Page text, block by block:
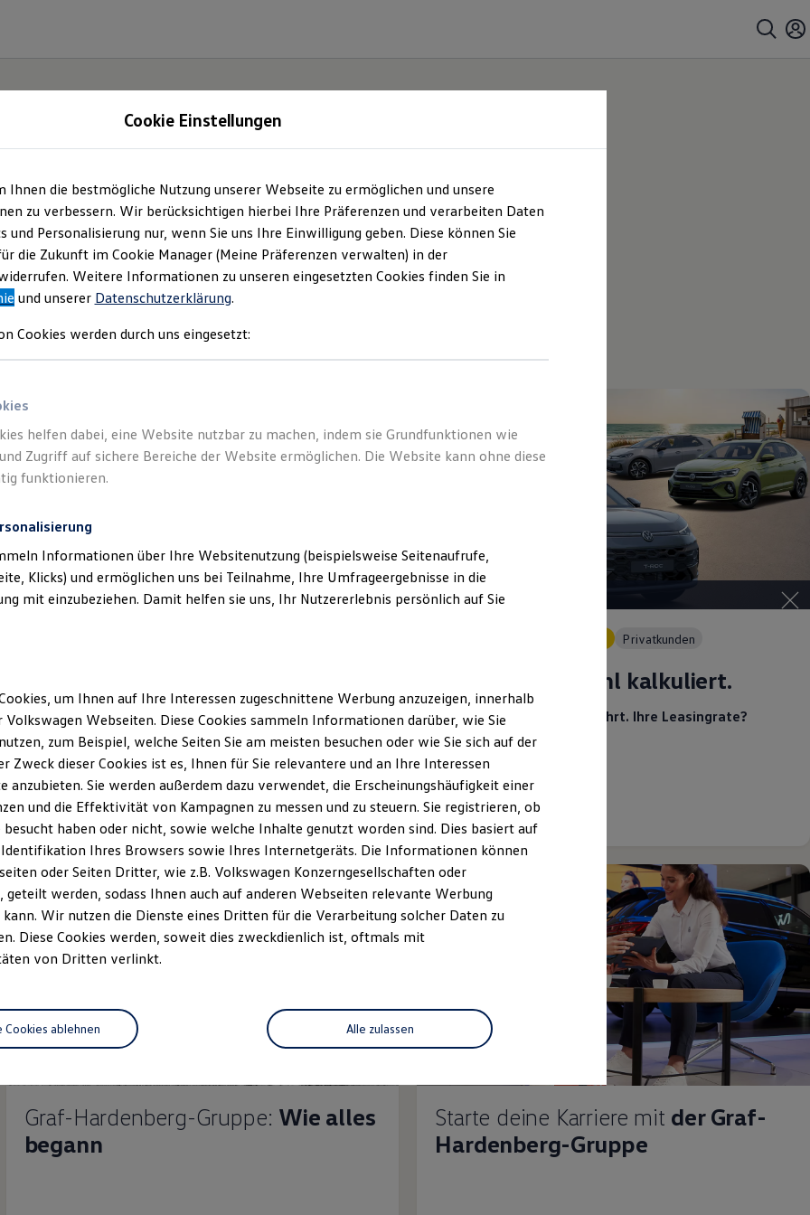
und mehr
(Impressum & Rechtliches)
Ab 169,00 €mtl. leasen für Privatkunden | 6.000,00 €
Sonderzahlung | 36 Monate Laufzeit | Jährliche
Fahrleistung: 10.000 km
Details ansehen
Privatkunden
Kühl kalkuliert.
Ihr Traumauto? Heiß begehrt. Ihre Leasingrate?
Eiskalt machbar.
Details ansehen
Graf-Hardenberg-Gruppe: Wie alles
begann
Starte deine Karriere mit der Graf-
Hardenberg-Gruppe
Cookie Einstellungen
Ihnen die bestmögliche Nutzung unserer Webseite zu ermöglichen und unsere
zu verbessern. Wir berücksichtigen hierbei Ihre Präferenzen und verarbeiten Daten
Personalisierung nur, wenn Sie uns Ihre Einwilligung geben. Diese können Sie
die Zukunft im Cookie Manager (Meine Präferenzen verwalten) in der
Weitere Informationen zu unseren eingesetzten Cookies finden Sie in
und unserer Datenschutzerklärung.
Cookies werden durch uns eingesetzt:
helfen dabei, eine Website nutzbar zu machen, indem sie Grundfunktionen wie
Zugriff auf sichere Bereiche der Website ermöglichen. Die Website kann ohne diese
funktionieren.
Informationen über Ihre Websitenutzung (beispielsweise Seitenaufrufe,
Klicks) und ermöglichen uns bei Teilnahme, Ihre Umfrageergebnisse in die
mit einzubeziehen. Damit helfen sie uns, Ihr Nutzererlebnis persönlich auf Sie
um Ihnen auf Ihre Interessen zugeschnittene Werbung anzuzeigen, innerhalb
Volkswagen Webseiten. Diese Cookies sammeln Informationen darüber, wie Sie
zum Beispiel, welche Seiten Sie am meisten besuchen oder wie Sie sich auf der
Zweck dieser Cookies ist es, Ihnen für Sie relevantere und an Ihre Interessen
anzubieten. Sie werden außerdem dazu verwendet, die Erscheinungshäufigkeit einer
und die Effektivität von Kampagnen zu messen und zu steuern. Sie registrieren, ob
besucht haben oder nicht, sowie welche Inhalte genutzt worden sind. Dies basiert auf
Ihres Browsers sowie Ihres Internetgeräts. Die Informationen können
oder Seiten Dritter, wie z.B. Volkswagen Konzerngesellschaften oder
geteilt werden, sodass Ihnen auch auf anderen Webseiten relevante Werbung
Wir nutzen die Dienste eines Dritten für die Verarbeitung solcher Daten zu
Diese Cookies werden, soweit dies zweckdienlich ist, oftmals mit
von Dritten verlinkt.
Alle zulassen
Cookies ablehnen